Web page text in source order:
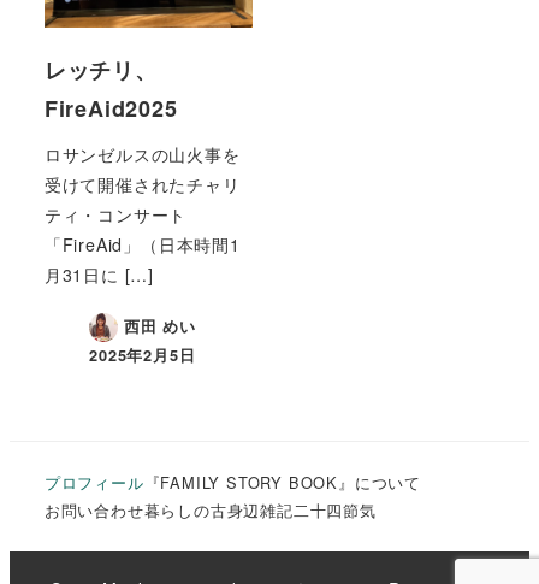
レッチリ、
FireAid2025
ロサンゼルスの山火事を
受けて開催されたチャリ
ティ・コンサート
「FireAid」（日本時間1
月31日に […]
西田 めい
2025年2月5日
プロフィール 『FAMILY STORY BOOK』について
お問い合わせ暮らしの古身辺雑記二十四節気